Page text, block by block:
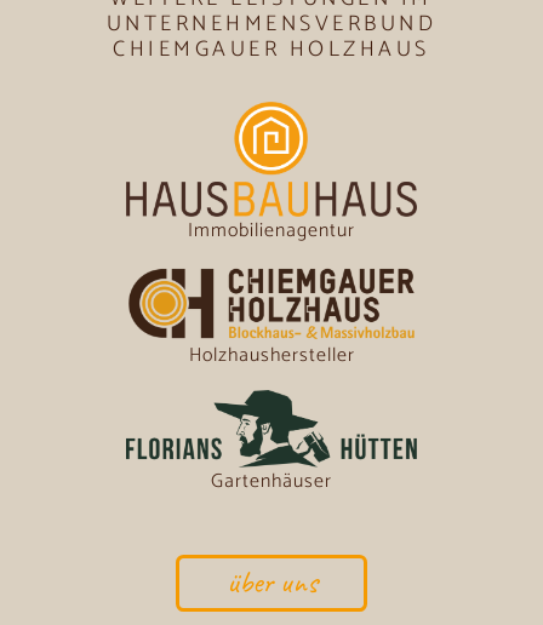
UNTERNEHMENSVERBUND
CHIEMGAUER HOLZHAUS
Immobilienagentur
Holzhaushersteller
Gartenhäuser
über uns